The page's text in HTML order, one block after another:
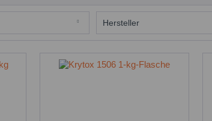
Hersteller